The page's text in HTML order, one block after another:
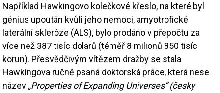
Například Hawkingovo kolečkové křeslo, na které byl
génius upoután kvůli jeho nemoci, amyotrofické
laterální skleróze (ALS), bylo prodáno v přepočtu za
více než 387 tisíc dolarů (téměř 8 milionů 850 tisíc
korun). Přesvědčivým vítězem dražby se stala
Hawkingova ručně psaná doktorská práce, která nese
název „Properties of Expanding Universes“ (česky